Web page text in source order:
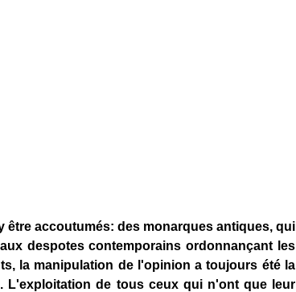
être accoutumés: des monarques antiques, qui
despotes contemporains ordonnançant les
la manipulation de l'opinion a toujours été la
L'exploitation de tous ceux qui n'ont que leur